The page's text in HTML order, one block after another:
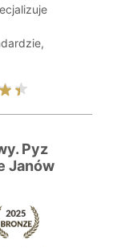
Pyz
Janów